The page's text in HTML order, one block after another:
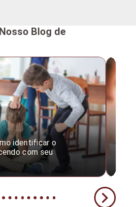
Blog de
identificar o
com seu